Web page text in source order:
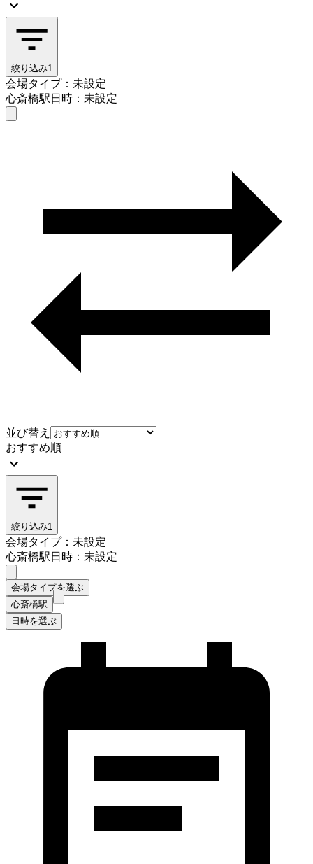
絞り込み1
会場タイプ：未設定
心斎橋駅日時：未設定
並び替え
おすすめ順
絞り込み1
会場タイプ：未設定
心斎橋駅日時：未設定
会場タイプを選ぶ
心斎橋駅
日時を選ぶ